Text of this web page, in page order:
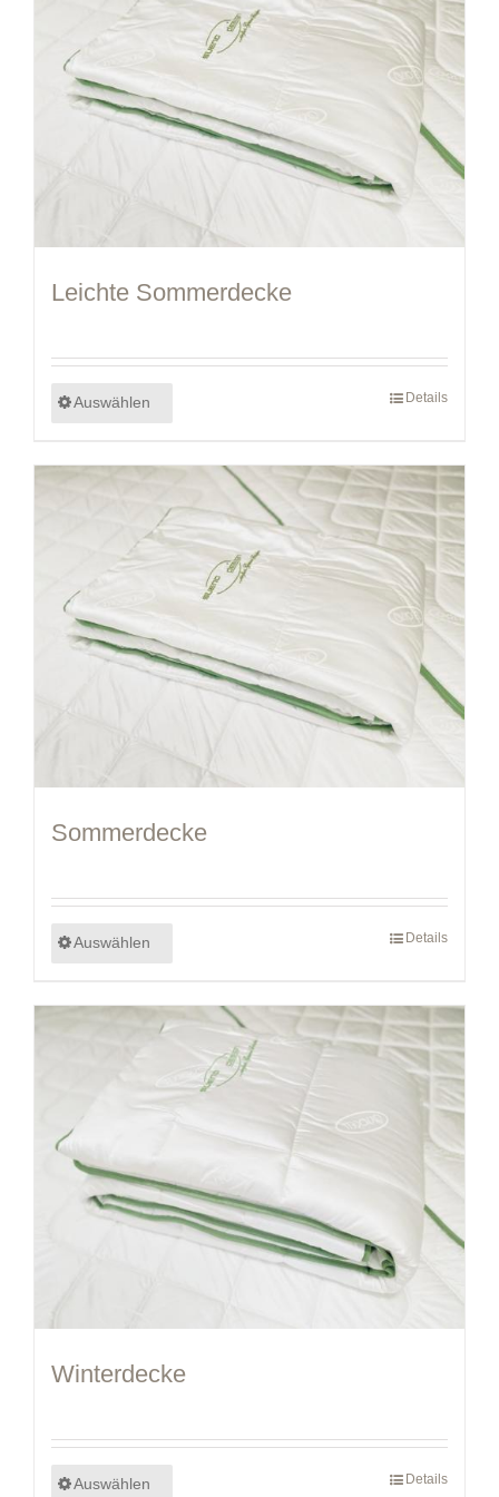
Leichte Sommerdecke
Auswählen Details
Sommerdecke
Auswählen Details
Winterdecke
Auswählen Details